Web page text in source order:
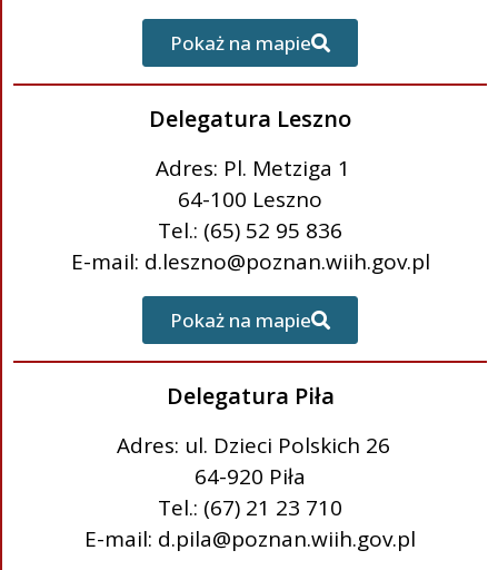
Pokaż na mapie
Delegatura Leszno
Adres: Pl. Metziga 1
64-100 Leszno
Tel.: (65) 52 95 836
E-mail: d.leszno@poznan.wiih.gov.pl
Pokaż na mapie
Delegatura Piła
Adres: ul. Dzieci Polskich 26
64-920 Piła
Tel.: (67) 21 23 710
E-mail: d.pila@poznan.wiih.gov.pl